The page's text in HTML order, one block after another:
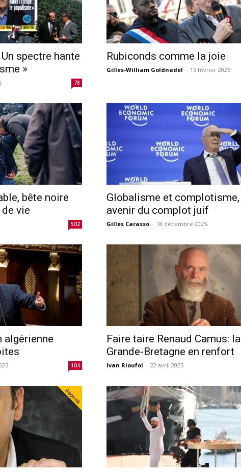
spectre hante
»
78
Rubiconds comme la joie
Gilles-William Goldnadel - 15 février 2026
bête noire
de vie
502
Globalisme et complotisme,
avenir du complot juif
Gilles Carasso - 18 décembre 2025
algérienne
104
Faire taire Renaud Camus: la
Grande-Bretagne en renfort
Ivan Rioufol - 22 avril 2025
Abonné